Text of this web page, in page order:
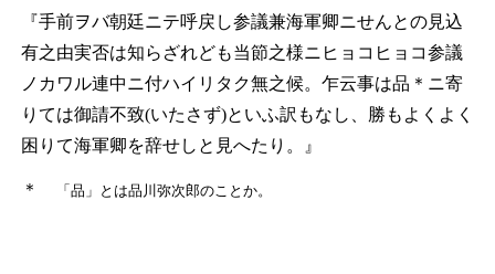
『手前ヲバ朝廷ニテ呼戻し参議兼海軍卿ニせんとの見込
有之由実否は知らざれども当節之様ニヒョコヒョコ参議
ノカワル連中ニ付ハイリタク無之候。乍云事は品 ＊ ニ寄
りては御請不致(いたさず)といふ訳もなし、勝もよくよく
困りて海軍卿を辞せしと見へたり。』
＊ 「品」とは品川弥次郎のことか。